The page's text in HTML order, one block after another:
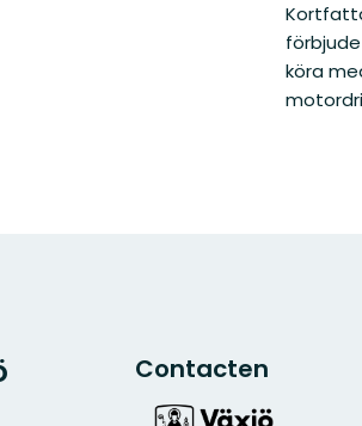
köra
Contacten